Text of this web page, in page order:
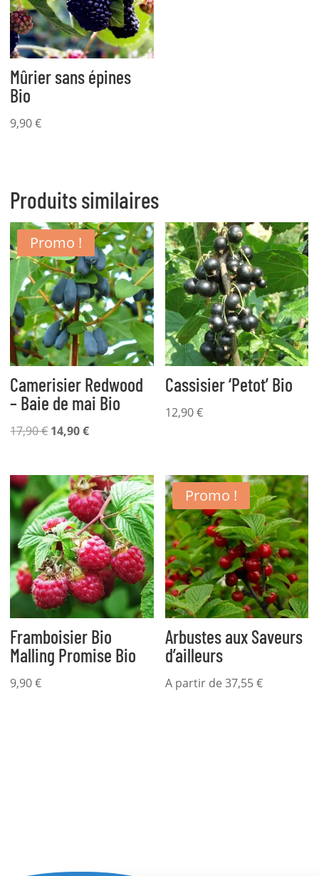
Mûrier sans épines
Bio
9,90€
Produits similaires
Promo !
Camerisier Redwood
– Baie de mai Bio
17,90€ Le
était :
17,90 €.
14,90€Le
est :
14,90 €.
Cassisier ‘Petot’ Bio
12,90€
Framboisier Bio
Malling Promise Bio
9,90€
Promo !
Arbustes aux Saveurs
d’ailleurs
A partir de 37,55€